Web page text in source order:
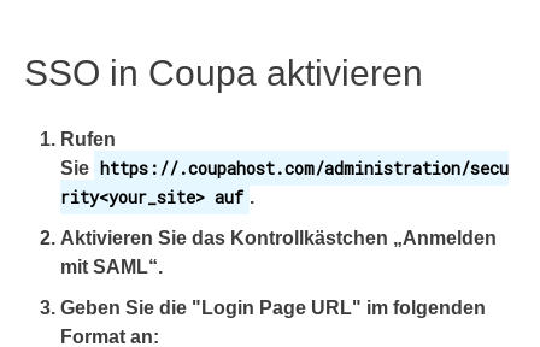
SSO in Coupa aktivieren
Rufen
Sie https://.coupahost.com/administration/secu
rity<your_site> auf .
Aktivieren Sie das Kontrollkästchen „Anmelden
mit SA ML“.
Geben Sie die " Login Page URL" im folgenden
Format an: